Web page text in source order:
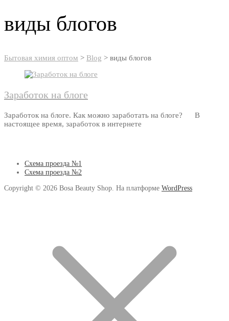
виды блогов
Бытовая химия оптом > Blog > виды блогов
Заработок на блоге
Заработок на блоге. Как можно заработать на блоге? В
настоящее время, заработок в интернете
Схема проезда №1
Схема проезда №2
Copyright © 2026 Bosa Beauty Shop. На платформе WordPress